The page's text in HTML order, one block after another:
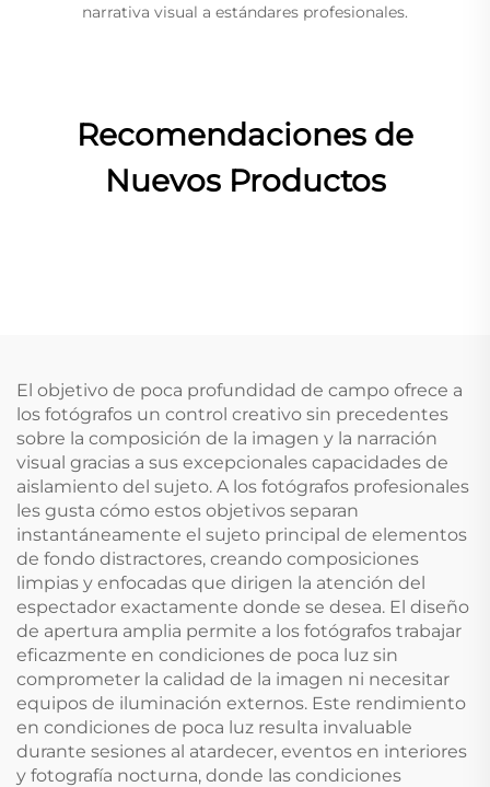
narrativa visual a estándares profesionales.
Recomendaciones de
Nuevos Productos
El objetivo de poca profundidad de campo ofrece a
los fotógrafos un control creativo sin precedentes
sobre la composición de la imagen y la narración
visual gracias a sus excepcionales capacidades de
aislamiento del sujeto. A los fotógrafos profesionales
les gusta cómo estos objetivos separan
instantáneamente el sujeto principal de elementos
de fondo distractores, creando composiciones
limpias y enfocadas que dirigen la atención del
espectador exactamente donde se desea. El diseño
de apertura amplia permite a los fotógrafos trabajar
eficazmente en condiciones de poca luz sin
comprometer la calidad de la imagen ni necesitar
equipos de iluminación externos. Este rendimiento
en condiciones de poca luz resulta invaluable
durante sesiones al atardecer, eventos en interiores
y fotografía nocturna, donde las condiciones